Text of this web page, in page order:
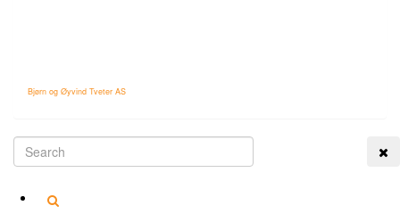
Bjørn og Øyvind Tveter AS